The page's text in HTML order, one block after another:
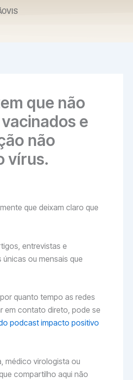
que não
e
não
vírus.
que deixam claro que
entrevistas e
ou mensais que
quanto tempo as redes
em contato direto, pode se
podcast impacto positivo
médico virologista ou
compartilho aqui não